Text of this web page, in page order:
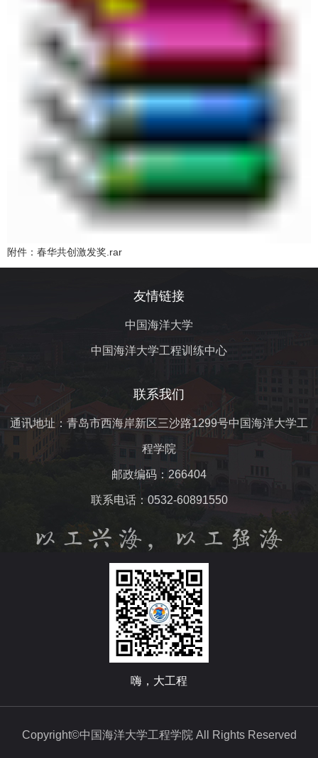
附件：春华共创激发奖.rar
友情链接
中国海洋大学
中国海洋大学工程训练中心
联系我们
通讯地址：青岛市西海岸新区三沙路1299号中国海洋大学工
程学院
邮政编码：266404
联系电话：0532-60891550
嗨，大工程
Copyright©中国海洋大学工程学院 All Rights Reserved